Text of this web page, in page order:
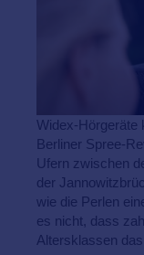
Widex-Hörgeräte
Berliner Spree-
Ufern zwischen
der
wie die Perlen
es nicht, dass
Altersklassen